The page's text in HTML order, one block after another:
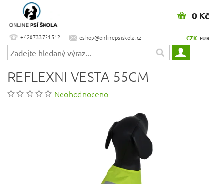
+420733721512 eshop@onlinepsiskola.cz CZK EUR
0 Kč
REFLEXNI VESTA 55CM
Neohodnoceno